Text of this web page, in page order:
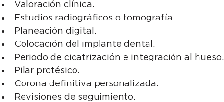
Valoración clínica.
Estudios radiográficos o tomografía.
Planeación digital.
Colocación del implante dental.
Periodo de cicatrización e integración al hueso.
Pilar protésico.
Corona definitiva personalizada.
Revisiones de seguimiento.